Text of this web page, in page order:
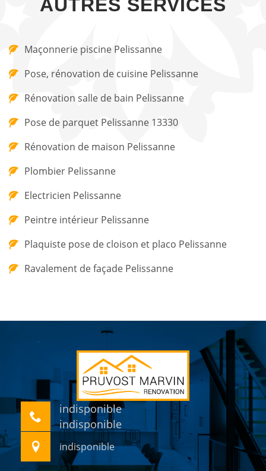
AUTRES SERVICES
Maçonnerie piscine Pelissanne
Pose, rénovation de cuisine Pelissanne
Rénovation salle de bain Pelissanne
Pose de parquet Pelissanne 13330
Rénovation de maison Pelissanne
Plombier Pelissanne
Electricien Pelissanne
Peintre intérieur Pelissanne
Plaquiste pose de cloison et placo Pelissanne
Ravalement de façade Pelissanne
indisponible
indisponible
indisponible